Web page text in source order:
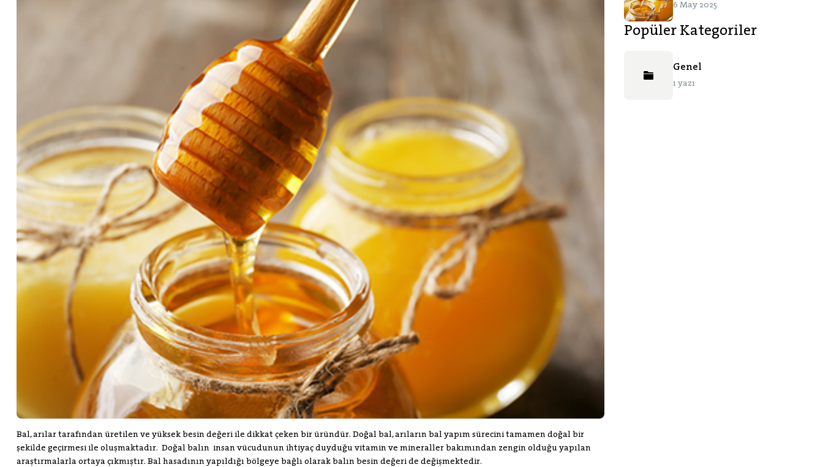
Bal, arılar tarafından üretilen ve yüksek besin değeri ile dikkat çeken bir üründür. Doğal bal, arıların bal yapım sürecini tamamen doğal bir
şekilde geçirmesi ile oluşmaktadır. Doğal balın insan vücudunun ihtiyaç duyduğu vitamin ve mineraller bakımından zengin olduğu yapılan
araştırmalarla ortaya çıkmıştır. Bal hasadının yapıldığı bölgeye bağlı olarak balın besin değeri de değişmektedir.
6 May 2025
Popüler Kategoriler
Genel
1 yazı